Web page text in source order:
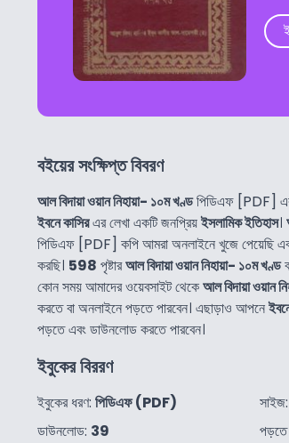
বইয়ের সংক্ষিপ্ত বিবরণ
আল বিদায়া ওয়ান নিহায়া- ১০ম খণ্ডপিডিএফ [PDF]
ইবনে কাসিরএর লেখা একটি জনপ্রিয়ইসলামিক ইতিহাস।
পিডিএফ [PDF] কপি আমরা অনলাইনে খুজে পেয়েছি
করছি। 598 পৃষ্টারআল বিদায়া ওয়ান নিহায়া- ১০ম খণ্ড
কোন সময় আমাদের ওয়েবসাইট থেকেআল বিদায়া ওয়ান
করতে বা অনলাইনে পড়তে পারবেন। এছাড়াও আপনে
পড়তে এবং ডাউনলোড করতে পারবেন।
ইবুকের বিররণ
ইবুকের ধরণ: পিডিএফ (PDF)
ডাউনলোড: 39
সাইজ:
পড়তে